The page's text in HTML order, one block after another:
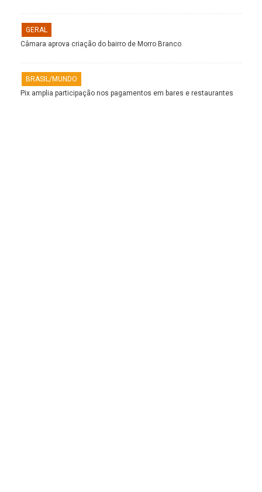
GERAL
Câmara aprova criação do bairro de Morro Branco
BRASIL/MUNDO
Pix amplia participação nos pagamentos em bares e restaurantes